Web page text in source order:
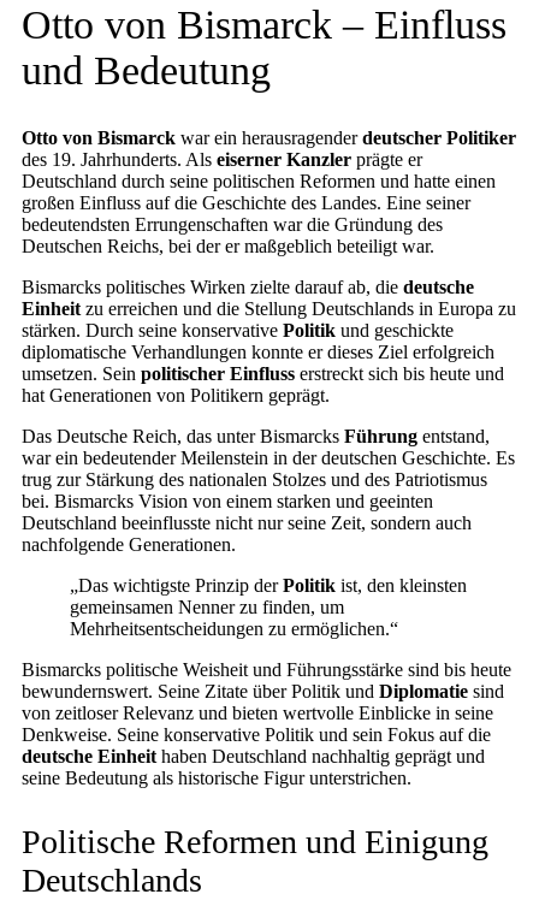
Otto von Bismarck – Einfluss
und Bedeutung
Otto von Bismarck war ein herausragenderdeutscher Politiker
des 19. Jahrhunderts. Als eiserner Kanzler prägte er
Deutschland durch seine politischen Reformen und hatte einen
großen Einfluss auf die Geschichte des Landes. Eine seiner
bedeutendsten Errungenschaften war die Gründung des
Deutschen Reichs, bei der er maßgeblich beteiligt war.
Bismarcks politisches Wirken zielte darauf ab, die deutsche
Einheit zu erreichen und die Stellung Deutschlands in Europa zu
stärken. Durch seine konservative Politik und geschickte
diplomatische Verhandlungen konnte er dieses Ziel erfolgreich
umsetzen. Sein politischer Einfluss erstreckt sich bis heute und
hat Generationen von Politikern geprägt.
Das Deutsche Reich, das unter Bismarcks Führung entstand,
war ein bedeutender Meilenstein in der deutschen Geschichte. Es
trug zur Stärkung des nationalen Stolzes und des Patriotismus
bei. Bismarcks Vision von einem starken und geeinten
Deutschland beeinflusste nicht nur seine Zeit, sondern auch
nachfolgende Generationen.
„Das wichtigste Prinzip derPolitik ist, den kleinsten
gemeinsamen Nenner zu finden, um
Mehrheitsentscheidungen zu ermöglichen.“
Bismarcks politische Weisheit und Führungsstärke sind bis heute
bewundernswert. Seine Zitate über Politik und Diplomatie sind
von zeitloser Relevanz und bieten wertvolle Einblicke in seine
Denkweise. Seine konservative Politik und sein Fokus auf die
deutsche Einheit haben Deutschland nachhaltig geprägt und
seine Bedeutung als historische Figur unterstrichen.
Politische Reformen und Einigung
Deutschlands